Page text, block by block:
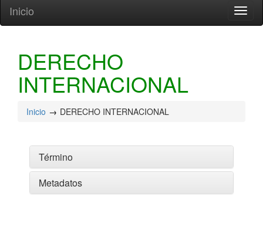
Inicio
DERECHO
INTERNACIONAL
Inicio DERECHO INTERNACIONAL
Término
Metadatos